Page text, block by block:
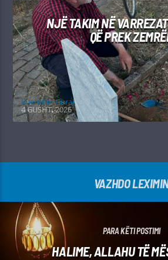
NJË TAKIM NË
QË PREK
Kushtrim Guraj
4 GUSHT, 2026
VAZHDO
PARA KËTI POSTIMI
HALIME, ALLAHU TË